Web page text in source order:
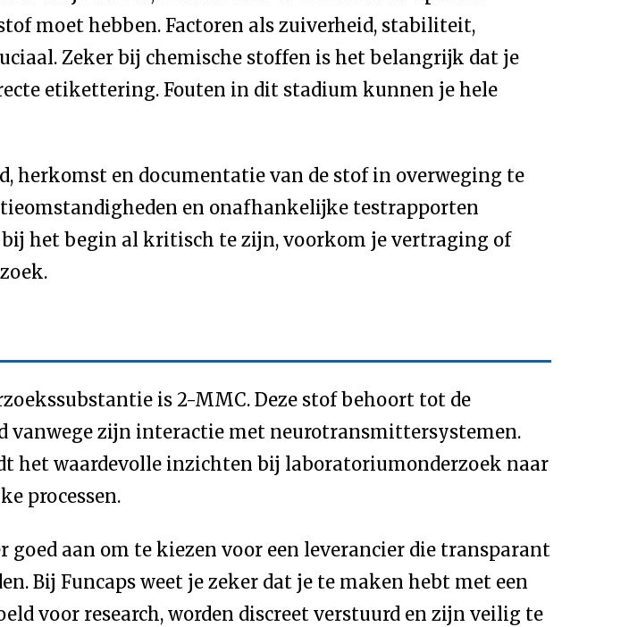
moet hebben. Factoren als zuiverheid, stabiliteit,
Zeker bij chemische stoffen is het belangrijk dat je
etikettering. Fouten in dit stadium kunnen je hele
herkomst en documentatie van de stof in overweging te
en onafhankelijke testrapporten
het begin al kritisch te zijn, voorkom je vertraging of
is 2-MMC. Deze stof behoort tot de
vanwege zijn interactie met neurotransmittersystemen.
het waardevolle inzichten bij laboratoriumonderzoek naar
processen.
goed aan om te kiezen voor een leverancier die transparant
Bij Funcaps weet je zeker dat je te maken hebt met een
voor research, worden discreet verstuurd en zijn veilig te